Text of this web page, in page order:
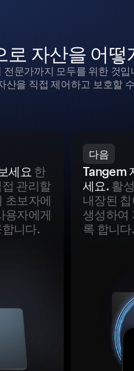
자산을 어떻
문가까지 모두를 위한 것
산을 직접 제어하고 보호할
세요 한
관리할
초보자에
용자에게
니다.
다음
Tangem
세요.활
내장된
생성하여
록 합니다.